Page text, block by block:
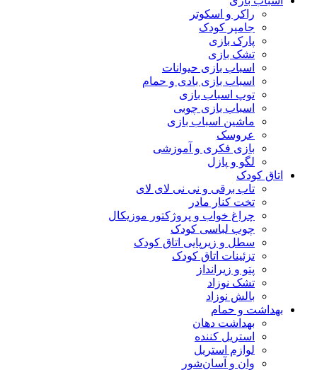
راکر و اسکوتر
جامپر کودک
پارک بازی
تشک بازی
اسباب بازی حیوانات
اسباب بازی بادی و حمام
توپ اسباب بازی
اسباب بازی چوبی
ماشین اسباب بازی
عروسک
بازی فکری و آموزشی
لگو و پازل
اتاق کودک
تاب برقی و نی نی لای لای
تخت کنار مادر
چراغ خواب و پروژکتور موزیکال
چوب لباسی کودک
سطل و زیرپایی اتاق کودک
تزئینات اتاق کودک
پتو و زیرانداز
تشک نوزاد
بالش نوزاد
بهداشت و حمام
بهداشت دهان
استریل کننده
لوازم استریل
وان و آسان‌شور